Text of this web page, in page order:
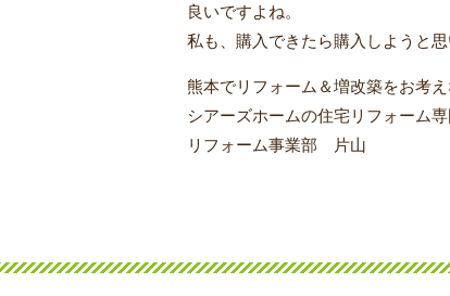
良いですよね。
私も、購入できたら購入しようと思
熊本でリフォーム＆増改築をお考え
シアーズホームの住宅リフォーム専
リフォーム事業部 片山